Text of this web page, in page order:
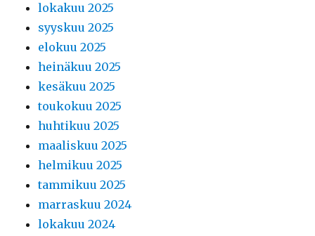
lokakuu 2025
syyskuu 2025
elokuu 2025
heinäkuu 2025
kesäkuu 2025
toukokuu 2025
huhtikuu 2025
maaliskuu 2025
helmikuu 2025
tammikuu 2025
marraskuu 2024
lokakuu 2024